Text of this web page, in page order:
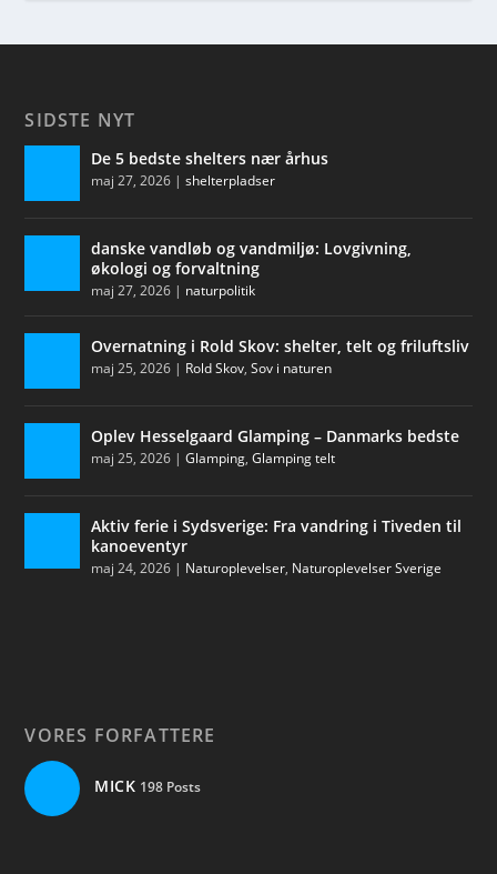
SIDSTE NYT
De 5 bedste shelters nær århus
maj 27, 2026 |shelterpladser
danske vandløb og vandmiljø: Lovgivning,
økologi og forvaltning
maj 27, 2026 | naturpolitik
Overnatning i Rold Skov: shelter, telt og friluftsliv
maj 25, 2026 | Rold Skov,Sov i naturen
Oplev Hesselgaard Glamping – Danmarks bedste
maj 25, 2026 |Glamping,Glamping telt
Aktiv ferie i Sydsverige: Fra vandring i Tiveden til
kanoeventyr
maj 24, 2026 | Naturoplevelser, Naturoplevelser Sverige
VORES FORFATTERE
MICK 198 Posts